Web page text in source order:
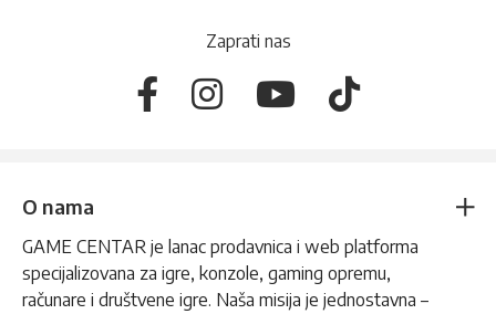
Zaprati nas
O nama
GAME CENTAR je lanac prodavnica i web platforma
specijalizovana za igre, konzole, gaming opremu,
računare i društvene igre. Naša misija je jednostavna –